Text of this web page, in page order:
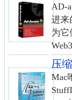
AD-
进来
为它
压
Mac